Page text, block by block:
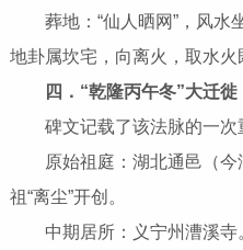
葬地：“仙人晒网”，风水
地卦属坎宅，向离火，取水火
四．“乾隆丙午冬”大迁徙
碑文记载了该法脉的一次
原始祖庭：湖北通邑（今
祖“离尘”开创。
中期居所：义宁州漕溪寺